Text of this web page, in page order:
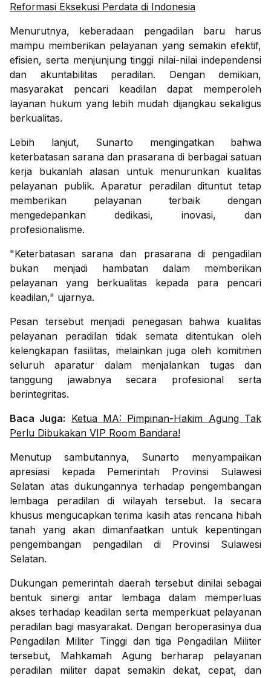
Reformasi Eksekusi Perdata di Indonesia
Menurutnya, keberadaan pengadilan baru harus
mampu memberikan pelayanan yang semakin efektif,
efisien, serta menjunjung tinggi nilai-nilai independensi
dan akuntabilitas peradilan. Dengan demikian,
masyarakat pencari keadilan dapat memperoleh
layanan hukum yang lebih mudah dijangkau sekaligus
berkualitas.
Lebih lanjut, Sunarto mengingatkan bahwa
keterbatasan sarana dan prasarana di berbagai satuan
kerja bukanlah alasan untuk menurunkan kualitas
pelayanan publik. Aparatur peradilan dituntut tetap
memberikan pelayanan terbaik dengan
mengedepankan dedikasi, inovasi, dan
profesionalisme.
"Keterbatasan sarana dan prasarana di pengadilan
bukan menjadi hambatan dalam memberikan
pelayanan yang berkualitas kepada para pencari
keadilan," ujarnya.
Pesan tersebut menjadi penegasan bahwa kualitas
pelayanan peradilan tidak semata ditentukan oleh
kelengkapan fasilitas, melainkan juga oleh komitmen
seluruh aparatur dalam menjalankan tugas dan
tanggung jawabnya secara profesional serta
berintegritas.
Baca Juga: Ketua MA: Pimpinan-Hakim Agung Tak
Perlu Dibukakan VIP Room Bandara!
Menutup sambutannya, Sunarto menyampaikan
apresiasi kepada Pemerintah Provinsi Sulawesi
Selatan atas dukungannya terhadap pengembangan
lembaga peradilan di wilayah tersebut. Ia secara
khusus mengucapkan terima kasih atas rencana hibah
tanah yang akan dimanfaatkan untuk kepentingan
pengembangan pengadilan di Provinsi Sulawesi
Selatan.
Dukungan pemerintah daerah tersebut dinilai sebagai
bentuk sinergi antar lembaga dalam memperluas
akses terhadap keadilan serta memperkuat pelayanan
peradilan bagi masyarakat. Dengan beroperasinya dua
Pengadilan Militer Tinggi dan tiga Pengadilan Militer
tersebut, Mahkamah Agung berharap pelayanan
peradilan militer dapat semakin dekat, cepat, dan